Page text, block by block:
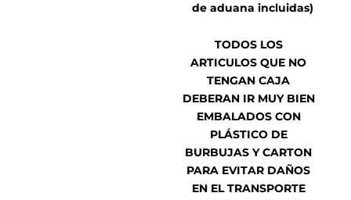
de aduana incluidas)
TODOS LOS
ARTICULOS QUE NO
TENGAN CAJA
DEBERAN IR MUY BIEN
EMBALADOS CON
PLÁSTICO DE
BURBUJAS Y CARTON
PARA EVITAR DAÑOS
EN EL TRANSPORTE